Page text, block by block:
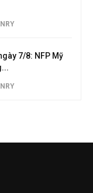
7/8: NFP Mỹ